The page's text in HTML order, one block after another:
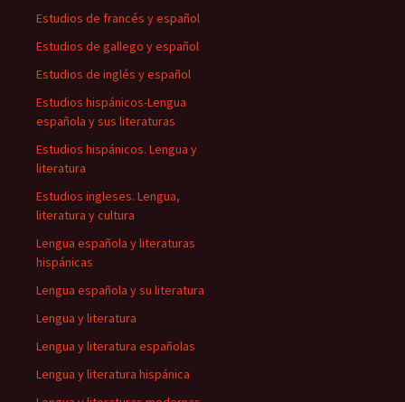
Estudios de francés y español
Estudios de gallego y español
Estudios de inglés y español
Estudios hispánicos-Lengua
española y sus literaturas
Estudios hispánicos. Lengua y
literatura
Estudios ingleses. Lengua,
literatura y cultura
Lengua española y literaturas
hispánicas
Lengua española y su literatura
Lengua y literatura
Lengua y literatura españolas
Lengua y literatura hispánica